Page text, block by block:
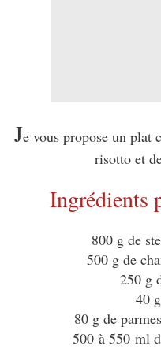
Je vous propose un plat
risotto et
Ingrédients
800 g de
500 g de
250 g
40
80 g de
500 à 550 ml